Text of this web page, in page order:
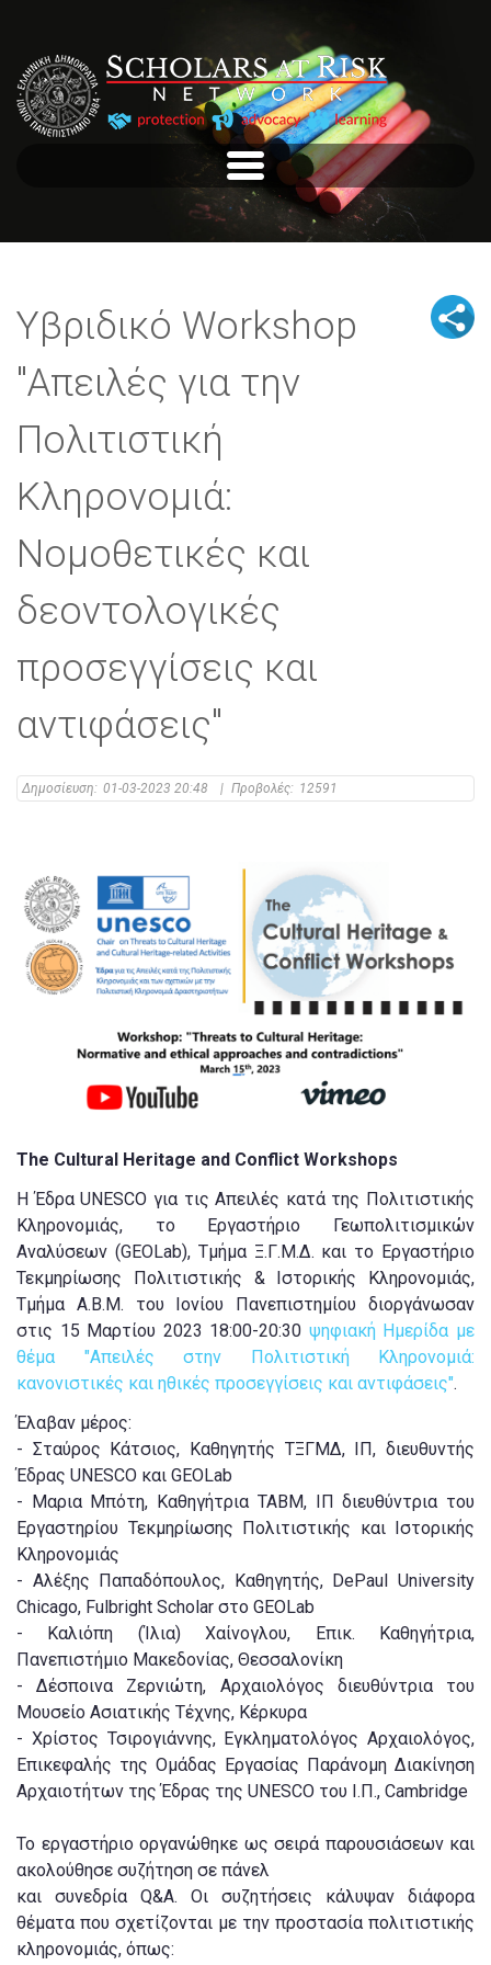
Υβριδικό Workshop
"Απειλές για την
Πολιτιστική
Κληρονομιά:
Νομοθετικές και
δεοντολογικές
προσεγγίσεις και
αντιφάσεις"
Δημοσίευση: 01-03-2023 20:48 | Προβολές: 12591
The Cultural Heritage and Conflict Workshops
Η Έδρα UNESCO για τις Απειλές κατά της Πολιτιστικής
Κληρονομιάς, το Εργαστήριο Γεωπολιτισμικών
Αναλύσεων (GEOLab), Τμήμα Ξ.Γ.Μ.Δ. και το Εργαστήριο
Τεκμηρίωσης Πολιτιστικής & Ιστορικής Κληρονομιάς,
Τμήμα Α.Β.Μ. του Ιονίου Πανεπιστημίου διοργάνωσαν
στις 15 Μαρτίου 2023 18:00-20:30 ψηφιακή Ημερίδα με
θέμα "Απειλές στην Πολιτιστική Κληρονομιά:
κανονιστικές και ηθικές προσεγγίσεις και αντιφάσεις".
Έλαβαν μέρος:
- Σταύρος Κάτσιος, Καθηγητής ΤΞΓΜΔ, ΙΠ, διευθυντής
Έδρας UNESCO και GEOLab
- Μαρια Μπότη, Καθηγήτρια ΤΑΒΜ, ΙΠ διευθύντρια του
Εργαστηρίου Τεκμηρίωσης Πολιτιστικής και Ιστορικής
Κληρονομιάς
- Αλέξης Παπαδόπουλος, Καθηγητής, DePaul University
Chicago, Fulbright Scholar στο GEOLab
- Καλιόπη (Ίλια) Χαίνογλου, Επικ. Καθηγήτρια,
Πανεπιστήμιο Μακεδονίας, Θεσσαλονίκη
- Δέσποινα Ζερνιώτη, Αρχαιολόγος διευθύντρια του
Μουσείο Ασιατικής Τέχνης, Κέρκυρα
- Χρίστος Τσιρογιάννης, Εγκληματολόγος Αρχαιολόγος,
Επικεφαλής της Ομάδας Εργασίας Παράνομη Διακίνηση
Αρχαιοτήτων της Έδρας της UNESCO του Ι.Π., Cambridge
Το εργαστήριο οργανώθηκε ως σειρά παρουσιάσεων και
ακολούθησε συζήτηση σε πάνελ
και συνεδρία Q&A. Οι συζητήσεις κάλυψαν διάφορα
θέματα που σχετίζονται με την προστασία πολιτιστικής
κληρονομιάς, όπως: